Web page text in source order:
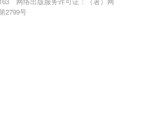
2799号